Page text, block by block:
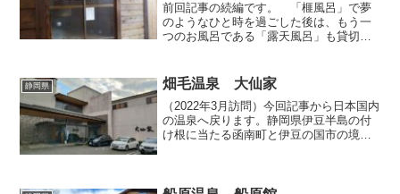
前回記事の続編です。 「榧風呂」で夢
のようなひと時を過ごした後は、もう一
つのお風呂である「露天風呂」も貸切利
り、一般のお宿ではいわゆる大浴場に該
当する浴場です。館内の案内...
静岡県 畑毛温泉 大仙家
（2022年3月訪問）今回記事から日本国内
の温泉へ戻ります。静岡県伊豆半島の付
け根に当たる函南町と伊豆の国市の境界